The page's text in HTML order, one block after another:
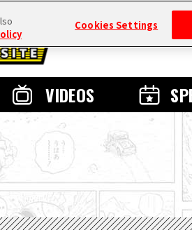
VIDEOS
Cookies Settings